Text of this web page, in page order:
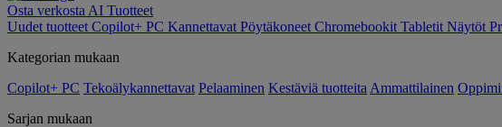
Osta verkosta AI Tuotteet
Uudet tuotteet Copilot+ PC Kannettavat Pöytäkoneet Chromebookit Tabletit Näytöt
Kategorian mukaan
Copilot+ PC Tekoälykannettavat Pelaaminen Kestäviä tuotteita Ammattilainen
Sarjan mukaan